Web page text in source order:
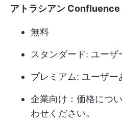
アトラシアン Confluence
無料
スタンダード: ユー
プレミアム: ユーザー
企業向け：価格につ
わせください。